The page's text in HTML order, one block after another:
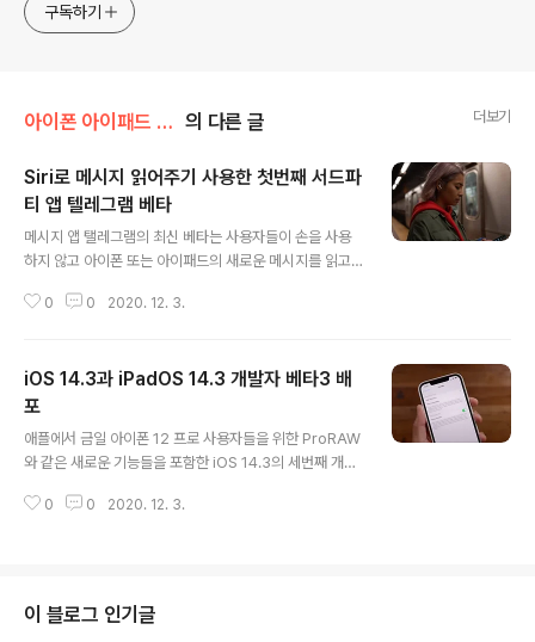
구독하기
아이폰 아이패드 강좌 의 다른 글 더보기
Siri로 메시지 읽어주기 사용한 첫번째 서드파
티 앱 텔레그램 베타
메시지 앱 탤레그램의 최신 베타는 사용자들이 손을 사용
하지 않고 아이폰 또는 아이패드의 새로운 메시지를 읽고
'The 8-Bit') 이 기능을 켜면 에어팟 또는 호환되는 비츠
시지를 소리 내어 읽어 준다. 새로운 메시지가 도착했을 때,
Siri는 알림음을 낸 후 보낸 사람의 이름을 알려 주고 메시
지를 읽는다. 이후에는 Siri를 사용한 핸즈프리 답장을 위
한 옵션이 있다. 1년 넘게 애플의 Siri API를 통해 개발자들
이 이 기능을 사용할 수 있음에도 텔레그램은 'Siri로 메시
지 읽어주기' 기능을 구현한 첫번째 서드파티 앱이 ..
0 0 2020. 12. 3.
iOS 14.3과 iPadOS 14.3 개발자 베타3 배
포
애플에서 금일 아이폰 12 프로 사용자들을 위한 ProRAW
와 같은 새로운 기능들을 포함한 iOS 14.3의 세번째 개발
자용 iOS 14.3 베타2 후 2주만에 배포됐다. iOS 14.3 베
업데이트 빌드 넘버는 18C5061a로 tvOS 14.3 베타3(1
8K5559a), watchOS 7.2 베타3(18S5561a) 또한 배
0 0 2020. 12. 3.
이 블로그 인기글